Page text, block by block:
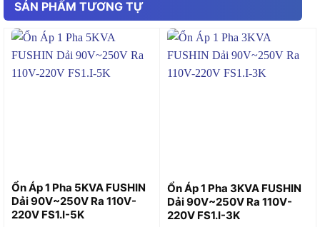
SẢN PHẨM TƯƠNG TỰ
Ổn Áp 1 Pha 5KVA FUSHIN
Dải 90V~250V Ra 110V-
220V FS1.I-5K
Ổn Áp 1 Pha 3KVA FUSHIN
Dải 90V~250V Ra 110V-
220V FS1.I-3K